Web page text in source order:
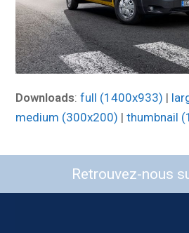
Downloads:full (1400x933) |
medium (300x200) |thumbnail
Retrouvez-nous